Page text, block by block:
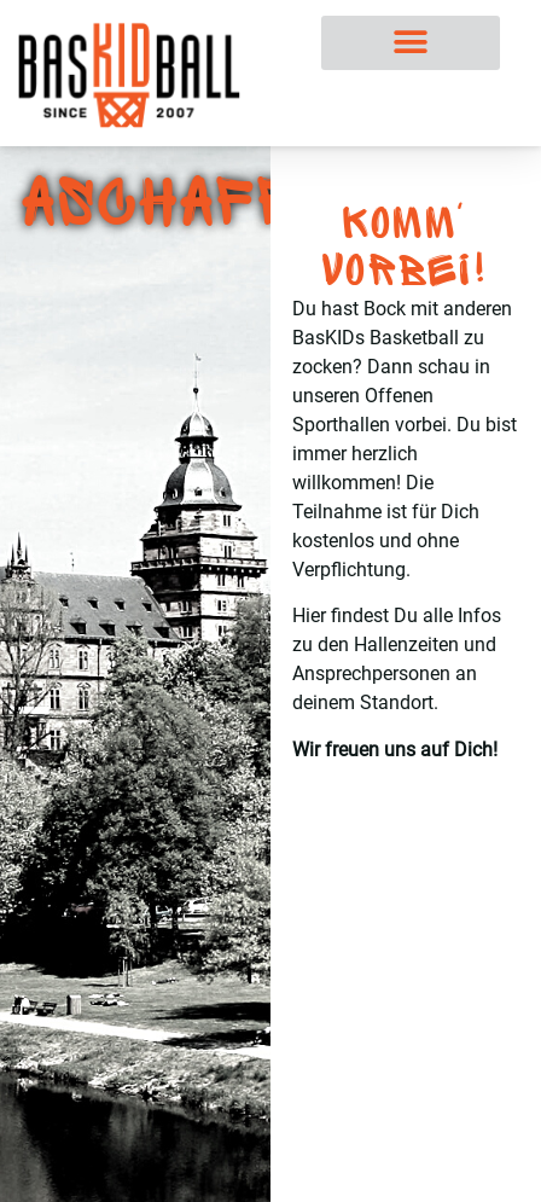
Komm'
vorbei!
Du hast Bock mit anderen
BasKIDs Basketball zu
zocken? Dann schau in
unseren Offenen
Sporthallen vorbei. Du bist
immer herzlich
willkommen! Die
Teilnahme ist für Dich
kostenlos und ohne
Verpflichtung.
Hier findest Du alle Infos
zu den Hallenzeiten und
Ansprechpersonen an
deinem Standort.
Wir freuen uns auf Dich!